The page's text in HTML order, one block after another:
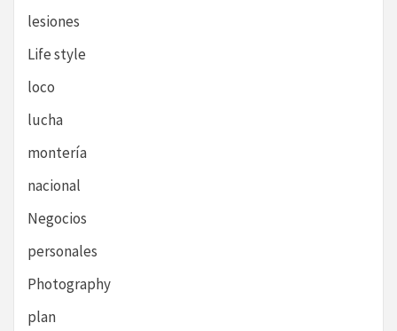
lesiones
Life style
loco
lucha
montería
nacional
Negocios
personales
Photography
plan